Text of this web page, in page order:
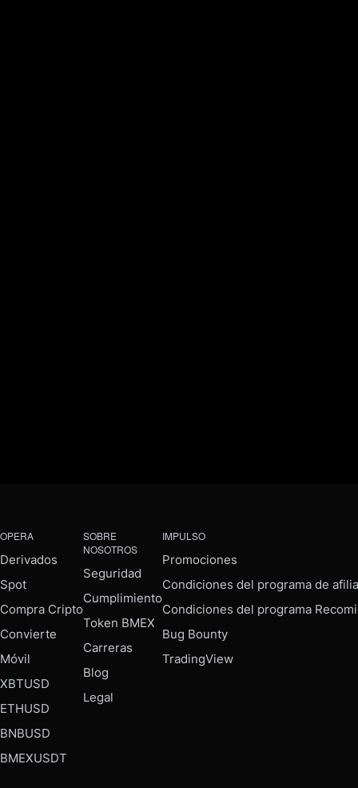
OPERA
Derivados
Spot
Compra Cripto
Convierte
Móvil
XBTUSD
ETHUSD
BNBUSD
BMEXUSDT
SOBRE
NOSOTROS
Seguridad
Cumplimiento
Token BMEX
Carreras
Blog
Legal
IMPULSO
Promociones
Condiciones del programa de
Condiciones del programa
Bug Bounty
TradingView